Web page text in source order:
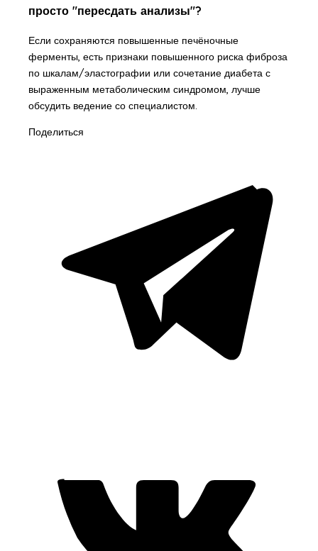
просто "пересдать анализы"?
Если сохраняются повышенные печёночные
ферменты, есть признаки повышенного риска фиброза
по шкалам/эластографии или сочетание диабета с
выраженным метаболическим синдромом, лучше
обсудить ведение со специалистом.
Поделиться